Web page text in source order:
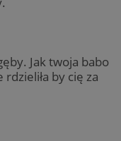
Jak twoja babo
by cię za